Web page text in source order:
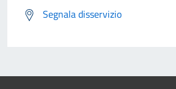
Segnala disservizio